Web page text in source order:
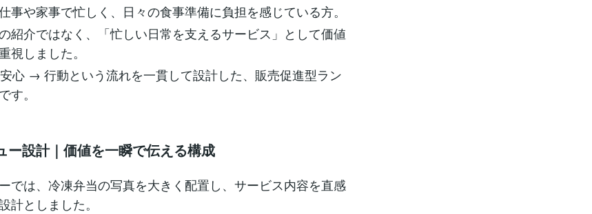
事や家事で忙しく、日々の食事準備に負担を感じている方。
紹介ではなく、「忙しい日常を支えるサービス」として価値
視しました。
→ 行動という流れを一貫して設計した、販売促進型ラン
す。
ー設計｜価値を一瞬で伝える構成
では、冷凍弁当の写真を大きく配置し、サービス内容を直感
計としました。